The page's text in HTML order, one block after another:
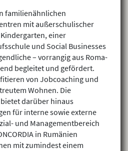
familienähnlichen
mit außerschulischer
einer
und Social Businesses
– vorrangig aus Roma-
begleitet und gefördert.
von Jobcoaching und
Wohnen. Die
bietet darüber hinaus
für interne sowie externe
und Managementbereich
in Rumänien
mit zumindest einem